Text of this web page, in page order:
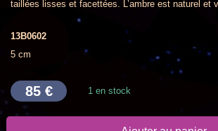
taillées lisses et facettées. L’ambre est naturel et
13B0602
5 cm
85 € 1 en stock